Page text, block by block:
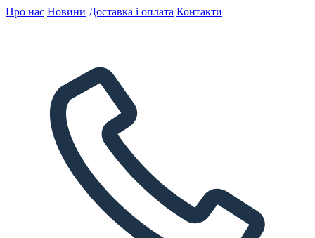
Про нас Новини Доставка і оплата Контакти